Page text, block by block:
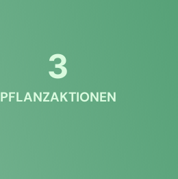
3
PFLANZAKTIONEN